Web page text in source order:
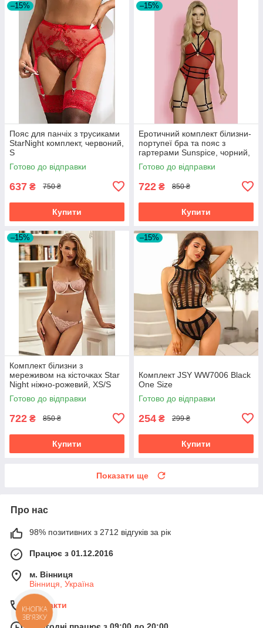
–15%
Пояс для панчіх з трусиками
StarNight комплект, червоний,
S
Готово до відправки
637 ₴ 750 ₴
Купити
–15%
Еротичний комплект білизни-
портупеї бра та пояс з
гартерами Sunspice, чорний,
One Size
Готово до відправки
722 ₴ 850 ₴
Купити
–15%
Комплект білизни з
мереживом на кісточках Star
Night ніжно-рожевий, XS/S
Готово до відправки
722 ₴ 850 ₴
Купити
–15%
Комплект JSY WW7006 Black
One Size
Готово до відправки
254 ₴ 299 ₴
Купити
Показати ще
Про нас
98% позитивних з 2712 відгуків за рік
Працює з 01.12.2016
м. Вінниця
Вінниця, Україна
Контакти